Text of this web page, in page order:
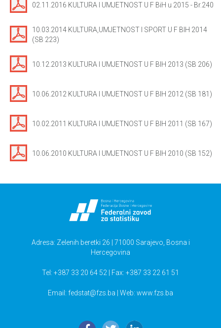
02.11.2016 KULTURA I UMJETNOST U F BiH u 2015 - Br.240
10.03.2014 KULTURA,UMJETNOST I SPORT U F BIH 2014
(SB 223)
10.12.2013 KULTURA I UMJETNOST U F BIH 2013 (SB 206)
10.06.2012 KULTURA I UMJETNOST U F BIH 2012 (SB 181)
10.02.2011 KULTURA I UMJETNOST U F BIH 2011 (SB 167)
10.06.2010 KULTURA I UMJETNOST U F BIH 2010 (SB 152)
Adresa: Zelenih beretki 26 | 71000 Sarajevo, Bosna i
Hercegovina
Tel: +387 33 20 64 52 | Fax: +387 33 22 61 51
Email: fedstat@fzs.ba | Web: www.fzs.ba